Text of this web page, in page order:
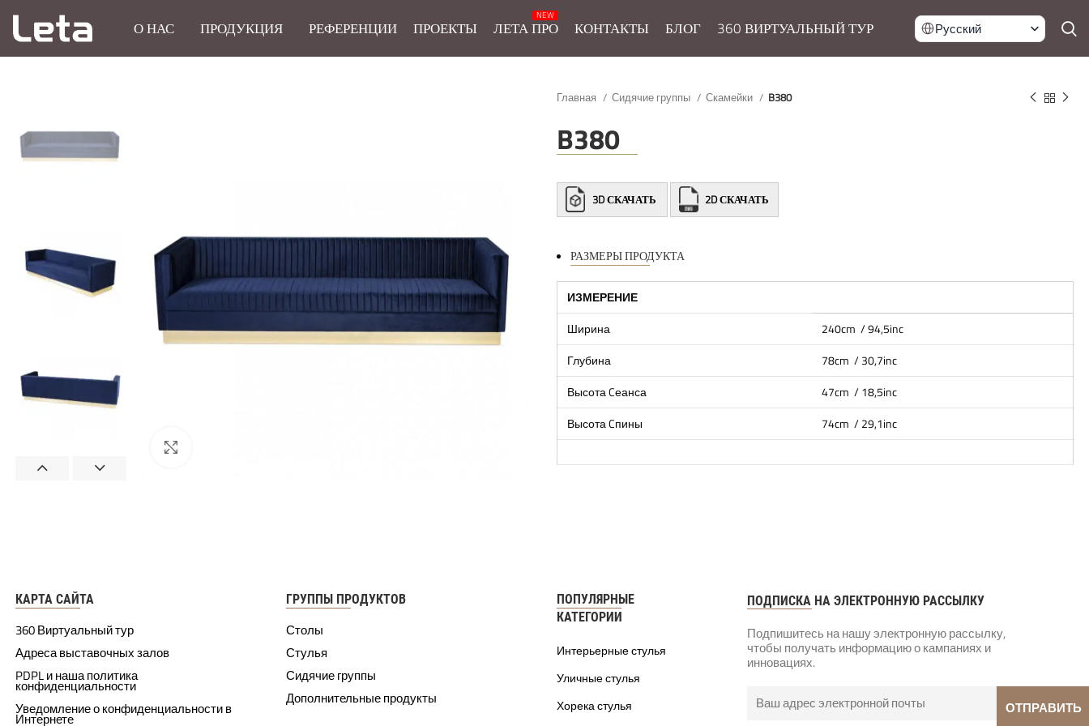
О НАС ПРОДУКЦИЯ РЕФЕРЕНЦИИ ПРОЕКТЫ ЛЕТА ПРО КОНТАКТЫ БЛОГ 360 ВИРТУАЛЬНЫЙ ТУР Русский
Главная Сидячие группы Скамейки B380
B380
3D СКАЧАТЬ 2D СКАЧАТЬ
РАЗМЕРЫ ПРОДУКТА
ИЗМЕРЕНИЕ
Ширина
240cm / 94,5inc
Глубина
78cm / 30,7inc
Высота Cеанса
47cm / 18,5inc
Высота Cпины
74cm / 29,1inc
КАРТА САЙТА
360 Виртуальный тур
Адреса выставочных залов
PDPL и наша политика
конфиденциальности
Уведомление о конфиденциальности в
Интернете
ГРУППЫ ПРОДУКТОВ
Столы
Стулья
Сидячие группы
Дополнительные продукты
ПОПУЛЯРНЫЕ
КАТЕГОРИИ
Интерьерные стулья
Уличные стулья
Хорека стулья
ПОДПИСКА НА ЭЛЕКТРОННУЮ РАССЫЛКУ
Подпишитесь на нашу электронную рассылку,
чтобы получать информацию о кампаниях и
инновациях.